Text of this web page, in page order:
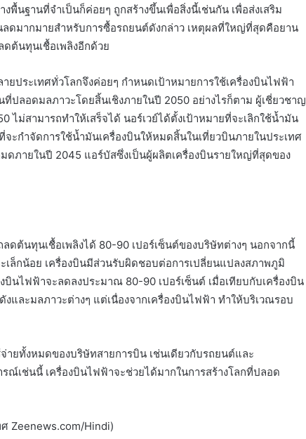
พื้นฐานที่จำเป็นก็ค่อยๆ ถูกสร้างขึ้นเพื่อสิ่งนี้เช่นกัน เพื่อส่งเสริม
ดมากมายสำหรับการซื้อรถยนต์ดังกล่าว เหตุผลที่ใหญ่ที่สุดคือยาน
ต้นทุนเชื้อเพลิงอีกด้วย
ประเทศทั่วโลกจึงค่อยๆ กำหนดเป้าหมายการใช้เครื่องบินไฟฟ้า
ปลอดมลภาวะโดยสิ้นเชิงภายในปี 2050 อย่างไรก็ตาม ผู้เชี่ยวชาญ
ไม่สามารถทำให้เสร็จได้ นอร์เวย์ได้ตั้งเป้าหมายที่จะเลิกใช้น้ำมัน
ะกำจัดการใช้น้ำมันเครื่องบินให้หมดสิ้นในเที่ยวบินภายในประเทศ
ดภายในปี 2045 แอร์บัสซึ่งเป็นผู้ผลิตเครื่องบินรายใหญ่ที่สุดของ
ดต้นทุนเชื้อเพลิงได้ 80-90 เปอร์เซ็นต์ของบริษัทต่างๆ นอกจากนี้
เล็กน้อย เครื่องบินมีส่วนรับผิดชอบต่อการเปลี่ยนแปลงสภาพภูมิ
บินไฟฟ้าจะลดลงประมาณ 80-90 เปอร์เซ็นต์ เมื่อเทียบกับเครื่องบิน
และมลภาวะต่างๆ แต่เนื่องจากเครื่องบินไฟฟ้า ทำให้บริเวณรอบ
ายทั้งหมดของบริษัทสายการบิน เช่นเดียวกับรถยนต์และ
ณ์เช่นนี้ เครื่องบินไฟฟ้าจะช่วยได้มากในการสร้างโลกที่ปลอด
Zeenews.com/Hindi)